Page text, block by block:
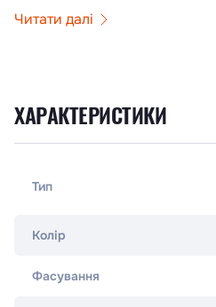
Читати далі
ХАРАКТЕРИСТИКИ
Тип
Колір
Фасування